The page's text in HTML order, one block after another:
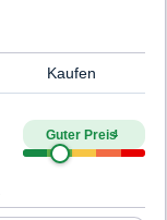
Kaufen
Guter Preis4